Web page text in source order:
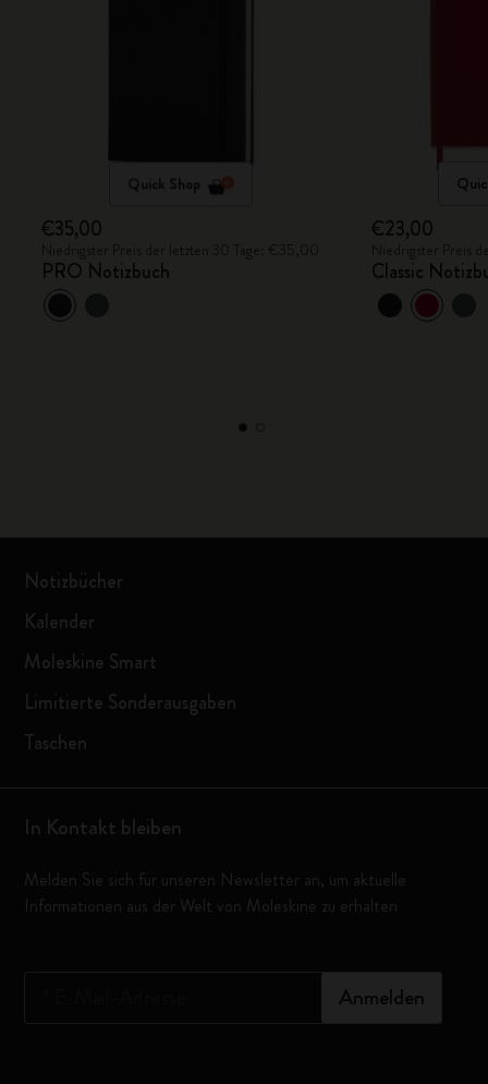
Quick Shop
€35,00
PRO Notizbuch
€23,00
Classic
Notizbücher
Kalender
Moleskine Smart
Limitierte Sonderausgaben
Taschen
In Kontakt bleiben
Melden Sie sich für unseren Newsletter an, um aktuelle
Informationen aus der Welt von Moleskine zu erhalten
Anmelden